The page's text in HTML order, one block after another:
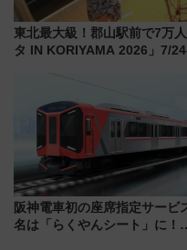
東北最大級！郡山駅前で7万
タ IN KORIYAMA 2026」7/
阪神電車初の座席指定サービ
名は「らくやんシート」に！